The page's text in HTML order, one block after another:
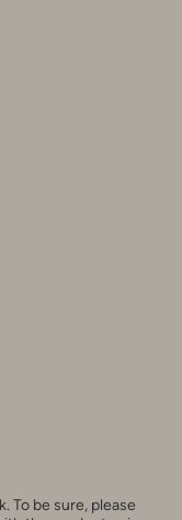
To be sure, please